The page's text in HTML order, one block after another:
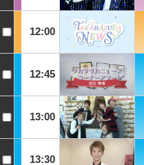
12:00
12:45
13:00
13:30